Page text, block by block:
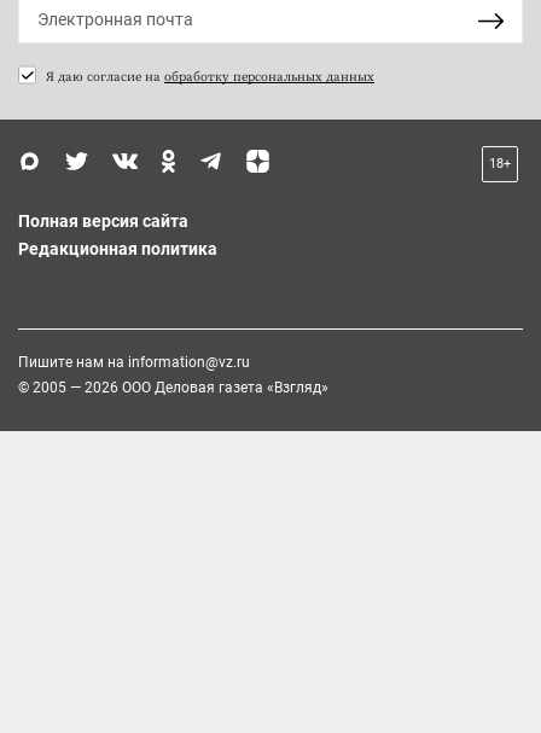
Я даю согласие на обработку персональных данных
18+
Полная версия сайта
Редакционная политика
Пишите нам на information@vz.ru
© 2005 — 2026 ООО Деловая газета «Взгляд»